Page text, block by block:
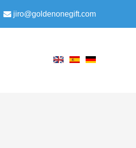
 jiro@goldenonegift.com